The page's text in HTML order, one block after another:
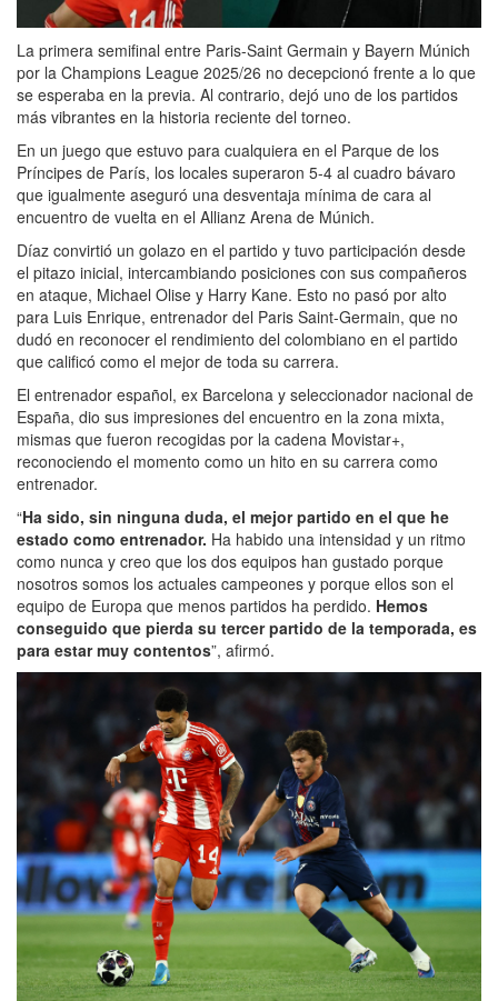
La primera semifinal entre Paris-Saint Germain y Bayern Múnich
por la Champions League 2025/26 no decepcionó frente a lo que
se esperaba en la previa. Al contrario, dejó uno de los partidos
más vibrantes en la historia reciente del torneo.
En un juego que estuvo para cualquiera en el Parque de los
Príncipes de París, los locales superaron 5-4 al cuadro bávaro
que igualmente aseguró una desventaja mínima de cara al
encuentro de vuelta en el Allianz Arena de Múnich.
Díaz convirtió un golazo en el partido y tuvo participación desde
el pitazo inicial, intercambiando posiciones con sus compañeros
en ataque, Michael Olise y Harry Kane. Esto no pasó por alto
para Luis Enrique, entrenador del Paris Saint-Germain, que no
dudó en reconocer el rendimiento del colombiano en el partido
que calificó como el mejor de toda su carrera.
El entrenador español, ex Barcelona y seleccionador nacional de
España, dio sus impresiones del encuentro en la zona mixta,
mismas que fueron recogidas por la cadena Movistar+,
reconociendo el momento como un hito en su carrera como
entrenador.
“Ha sido, sin ninguna duda, el mejor partido en el que he
estado como entrenador. Ha habido una intensidad y un ritmo
como nunca y creo que los dos equipos han gustado porque
nosotros somos los actuales campeones y porque ellos son el
equipo de Europa que menos partidos ha perdido. Hemos
conseguido que pierda su tercer partido de la temporada, es
para estar muy contentos”, afirmó.